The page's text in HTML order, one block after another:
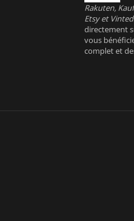
Rakuten,
Etsy et Vinted
directement
vous
complet et